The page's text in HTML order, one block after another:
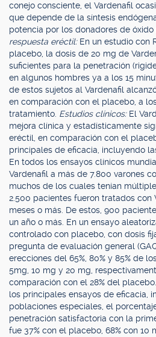
conejo consciente, el Vardenafil
que depende de la síntesis
potencia por los donadores de óxido
respuesta eréctil: En un estudio con
placebo, la dosis de 20 mg de
suficientes para la penetración
en algunos hombres ya a los 15
de estos sujetos al Vardenafil
en comparación con el placebo, a
tratamiento. Estudios clínicos: El
mejora clínica y estadísticamente
eréctil, en comparación con el
principales de eficacia, incluyendo
En todos los ensayos clínicos
Vardenafil a más de 7.800 varones
muchos de los cuales tenían
2.500 pacientes fueron tratados con
meses o más. De estos, 900
un año o más. En un ensayo
controlado con placebo, con dosis
pregunta de evaluación general
erecciones del 65%, 80% y 85% de
5mg, 10 mg y 20 mg,
comparación con el 28% del
los principales ensayos de eficacia,
poblaciones especiales, el
penetración satisfactoria con la
fue 37% con el placebo, 68% con 10